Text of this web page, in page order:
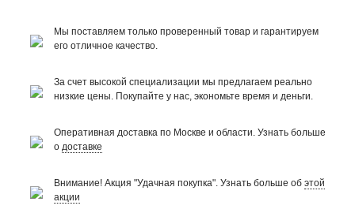
Мы поставляем только проверенный товар и гарантируем
его отличное качество.
За счет высокой специализации мы предлагаем реально
низкие цены. Покупайте у нас, экономьте время и деньги.
Оперативная доставка по Москве и области. Узнать больше
о доставке
Внимание! Акция "Удачная покупка". Узнать больше об этой
акции